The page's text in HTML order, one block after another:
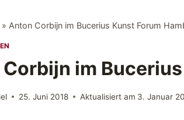
» Anton Corbijn im Bucerius Kunst Forum
im
25. Juni 2018 Aktualisiert am 3. Januar